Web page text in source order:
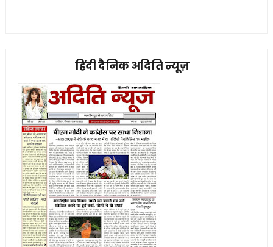
हिंदी दैनिक अदिति न्यूज़